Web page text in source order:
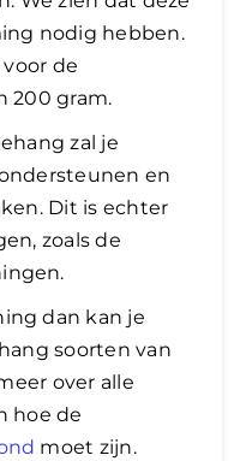
nodig hebben.
de
200 gram.
zal je
en
Dit is echter
zoals de
dan kan je
soorten van
over alle
hoe de
moet zijn.